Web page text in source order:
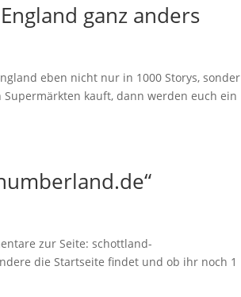
ganz anders
eben nicht nur in 1000 Storys, sonder
kauft, dann werden euch ein
zur Seite: schottland-
die Startseite findet und ob ihr noch 1